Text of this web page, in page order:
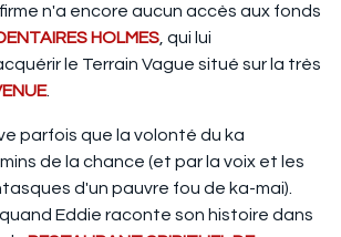
n'a encore aucun accès aux fonds
HOLMES , qui lui
le Terrain Vague situé sur la très
.
parfois que la volonté du ka
de la chance (et par la voix et les
d'un pauvre fou de ka-mai).
Eddie raconte son histoire dans